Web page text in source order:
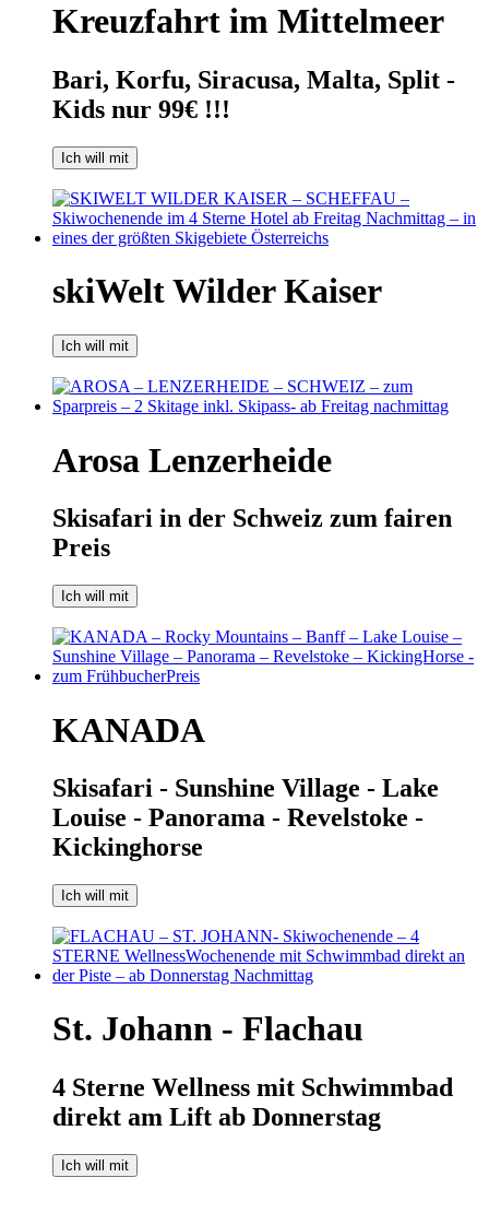
Kreuzfahrt im Mittelmeer
Bari, Korfu, Siracusa, Malta, Split -
Kids nur 99€ !!!
Ich will mit
skiWelt Wilder Kaiser
Ich will mit
Arosa Lenzerheide
Skisafari in der Schweiz zum fairen
Preis
Ich will mit
KANADA
Skisafari - Sunshine Village - Lake
Louise - Panorama - Revelstoke -
Kickinghorse
Ich will mit
St. Johann - Flachau
4 Sterne Wellness mit Schwimmbad
direkt am Lift ab Donnerstag
Ich will mit